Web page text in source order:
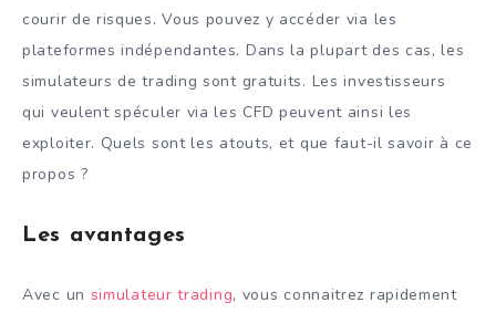
courir de risques. Vous pouvez y accéder via les
plateformes indépendantes. Dans la plupart des cas, les
simulateurs de trading sont gratuits. Les investisseurs
qui veulent spéculer via les CFD peuvent ainsi les
exploiter. Quels sont les atouts, et que faut-il savoir à ce
propos ?
Les avantages
Avec un simulateur trading, vous connaitrez rapidement